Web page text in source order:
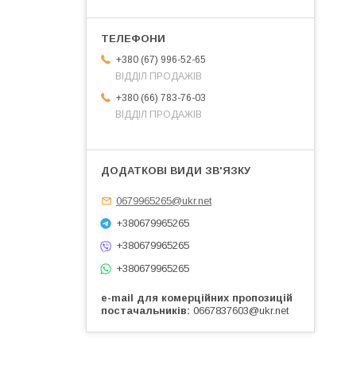
+380 (67) 996-52-65
ВІДДІЛ ПРОДАЖІВ
+380 (66) 783-76-03
ВІДДІЛ ПРОДАЖІВ
0679965265@ukr.net
+380679965265
+380679965265
+380679965265
e-mail для комерційних пропозицій
постачальників 0667837603@ukr.net